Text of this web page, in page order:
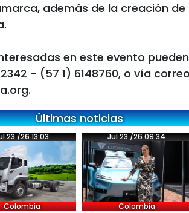
además de la creación
en este evento
- (57 1) 6148760, o vía
Últimas noticias
23 /26 13:03
Colombia
Jul 23 /26 09:34
Colombia